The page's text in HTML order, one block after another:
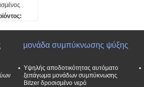
μονάδα συμπύκνωσης ψύξης
Υψηλής αποδοτικότητας αυτόματο
ξεπάγωμα μονάδων συμπύκνωσης
Bitzer δροσισμένο νερό